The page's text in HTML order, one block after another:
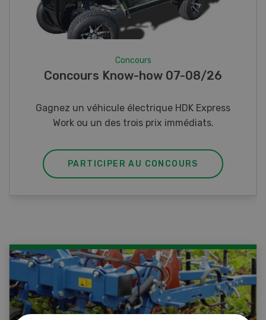
Photo mystère 07-08/26
Gagnez l’un des cinq couteaux de poche LANDI
PARTICIPER AU CONCOURS